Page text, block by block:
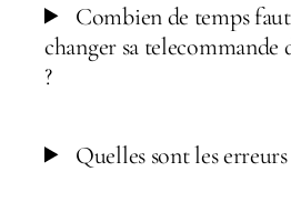
Combien de temps
changer sa telecommande
?
Quelles sont les